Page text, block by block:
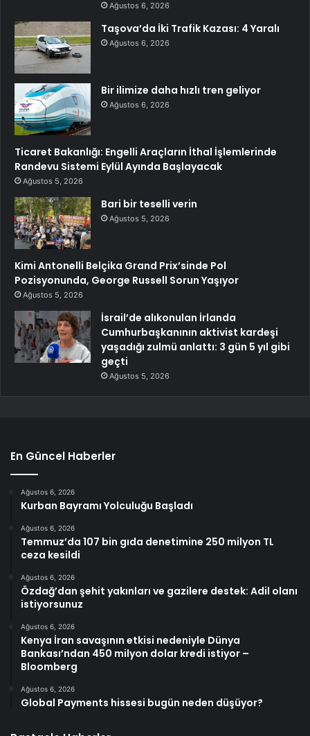
Ağustos 6, 2026
Taşova’da İki Trafik Kazası: 4 Yaralı
Ağustos 6, 2026
Bir ilimize daha hızlı tren geliyor
Ağustos 6, 2026
Ticaret Bakanlığı: Engelli Araçların İthal İşlemlerinde
Randevu Sistemi Eylül Ayında Başlayacak
Ağustos 5, 2026
Bari bir teselli verin
Ağustos 5, 2026
Kimi Antonelli Belçika Grand Prix’sinde Pol
Pozisyonunda, George Russell Sorun Yaşıyor
Ağustos 5, 2026
İsrail’de alıkonulan İrlanda
Cumhurbaşkanının aktivist kardeşi
yaşadığı zulmü anlattı: 3 gün 5 yıl gibi
geçti
Ağustos 5, 2026
En Güncel Haberler
Ağustos 6, 2026
Kurban Bayramı Yolculuğu Başladı
Ağustos 6, 2026
Temmuz’da 107 bin gıda denetimine 250 milyon TL
ceza kesildi
Ağustos 6, 2026
Özdağ’dan şehit yakınları ve gazilere destek: Adil olanı
istiyorsunuz
Ağustos 6, 2026
Kenya İran savaşının etkisi nedeniyle Dünya
Bankası’ndan 450 milyon dolar kredi istiyor –
Bloomberg
Ağustos 6, 2026
Global Payments hissesi bugün neden düşüyor?